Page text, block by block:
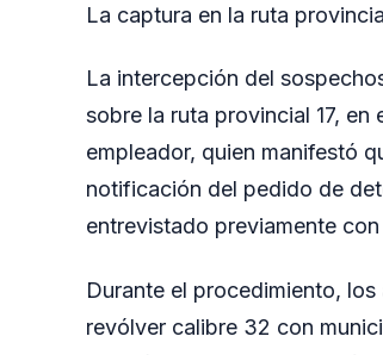
La captura en la ruta
La intercepción del
sobre la ruta provincial 17,
empleador, quien manifestó
notificación del pedido de
entrevistado previamente
Durante el procedimiento,
revólver calibre 32 con